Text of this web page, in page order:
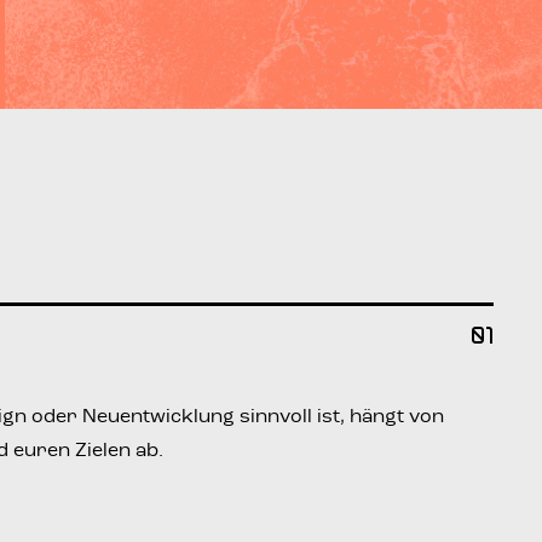
01
oder Neu­ent­wick­lung sinn­voll ist, hängt von
euren Zie­len ab.